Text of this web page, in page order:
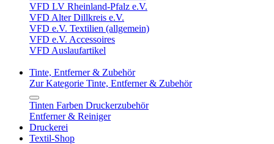
VFD LV Rheinland-Pfalz e.V.
VFD Alter Dillkreis e.V.
VFD e.V. Textilien (allgemein)
VFD e.V. Accessoires
VFD Auslaufartikel
Tinte, Entferner & Zubehör
Zur Kategorie Tinte, Entferner & Zubehör
Tinten Farben Druckerzubehör
Entferner & Reiniger
Druckerei
Textil-Shop